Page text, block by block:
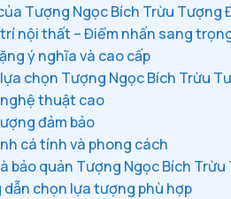
Tượng Ngọc Bích Trừu
nội thất – Điểm nhấn sang
ý nghĩa và cao cấp
chọn Tượng Ngọc Bích Trừu
thuật cao
đảm bảo
cá tính và phong cách
bảo quản Tượng Ngọc Bích
dẫn chọn lựa tượng phù hợp